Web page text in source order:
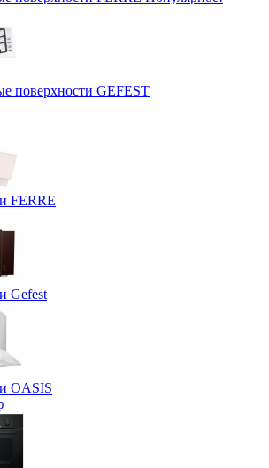
поверхности GEFEST
FERRE
Gefest
OASIS